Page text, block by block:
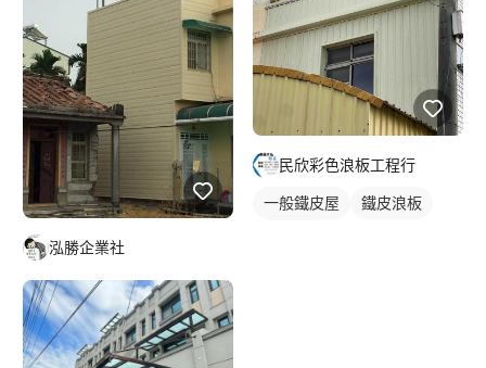
泓勝企業社
民欣彩色浪板工程行
一般鐵皮屋
鐵皮浪板